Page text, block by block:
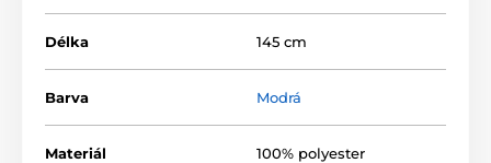
Délka 145 cm
Barva Modrá
Materiál 100% polyester